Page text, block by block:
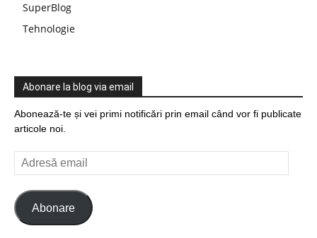
SuperBlog
Tehnologie
Abonare la blog via email
Abonează-te și vei primi notificări prin email când vor fi publicate
articole noi.
Adresă
email
Abonare